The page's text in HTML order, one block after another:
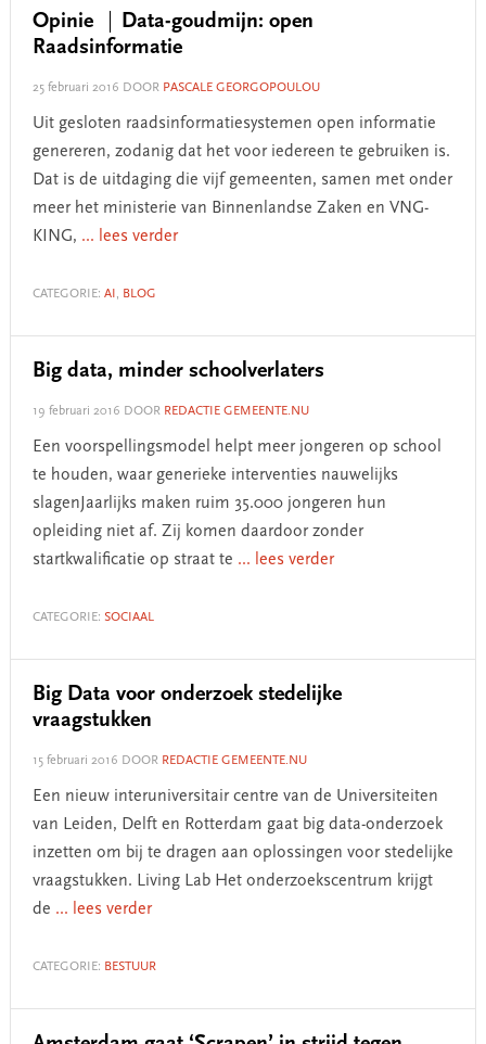
Opinie
Data-goudmijn: open
Raadsinformatie
25 februari 2016 DOOR PASCALE GEORGOPOULOU
Uit gesloten raadsinformatiesystemen open informatie
genereren, zodanig dat het voor iedereen te gebruiken is.
Dat is de uitdaging die vijf gemeenten, samen met onder
meer het ministerie van Binnenlandse Zaken en VNG-
KING, ... lees verder
CATEGORIE: AI , BLOG
Big data, minder schoolverlaters
19 februari 2016 DOOR REDACTIE GEMEENTE.NU
Een voorspellingsmodel helpt meer jongeren op school
te houden, waar generieke interventies nauwelijks
slagenJaarlijks maken ruim 35.000 jongeren hun
opleiding niet af. Zij komen daardoor zonder
startkwalificatie op straat te ... lees verder
CATEGORIE: SOCIAAL
Big Data voor onderzoek stedelijke
vraagstukken
15 februari 2016 DOOR REDACTIE GEMEENTE.NU
Een nieuw interuniversitair centre van de Universiteiten
van Leiden, Delft en Rotterdam gaat big data-onderzoek
inzetten om bij te dragen aan oplossingen voor stedelijke
vraagstukken. Living Lab Het onderzoekscentrum krijgt
de ... lees verder
CATEGORIE: BESTUUR